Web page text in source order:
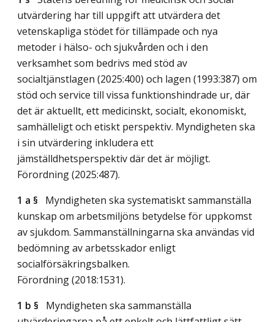
utvärdering har till uppgift att utvärdera det
vetenskapliga stödet för tillämpade och nya
metoder i hälso- och sjukvården och i den
verksamhet som bedrivs med stöd av
socialtjänstlagen (2025:400) och lagen (1993:387) om
stöd och service till vissa funktionshindrade ur, där
det är aktuellt, ett medicinskt, socialt, ekonomiskt,
samhälleligt och etiskt perspektiv. Myndigheten ska
i sin utvärdering inkludera ett
jämställdhetsperspektiv där det är möjligt.
Förordning (2025:487).
1 a § Myndigheten ska systematiskt sammanställa
kunskap om arbetsmiljöns betydelse för uppkomst
av sjukdom. Sammanställningarna ska användas vid
bedömning av arbetsskador enligt
socialförsäkringsbalken.
Förordning (2018:1531).
1 b § Myndigheten ska sammanställa